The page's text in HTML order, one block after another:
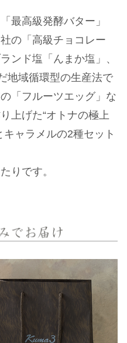
最高級発酵バター」
の「高級チョコレー
ンド塩「んまか塩」、
地域循環型の生産法で
「フルーツエッグ」な
上げた“オトナの極上
ャラメルの2種セット
りです。